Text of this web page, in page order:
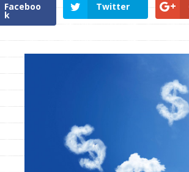
Faceboo
k
Twitter